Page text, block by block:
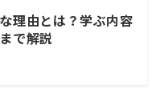
理由とは？学ぶ内容
で解説